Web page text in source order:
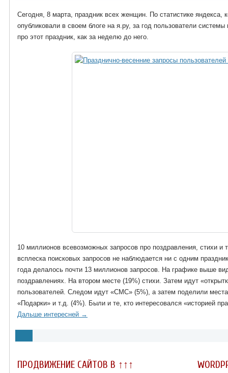
Сегодня, 8 марта, праздник всех женщин. По статистике яндекса,
опубликовали в своем блоге на я.ру, за год пользователи
про этот праздник, как за неделю до него.
10 миллионов всевозможных запросов про поздравления, стихи и
всплеска поисковых запросов не наблюдается ни с одним
года делалось почти 13 миллионов запросов. На графике выше
поздравлениях. На втором месте (19%) стихи. Затем идут
пользователей. Следом идут «СМС» (5%), а затем поделили
«Подарки» и т.д. (4%). Были и те, кто интересовался «историей
Дальше интересней →
ПРОДВИЖЕНИЕ САЙТОВ В ↑↑↑